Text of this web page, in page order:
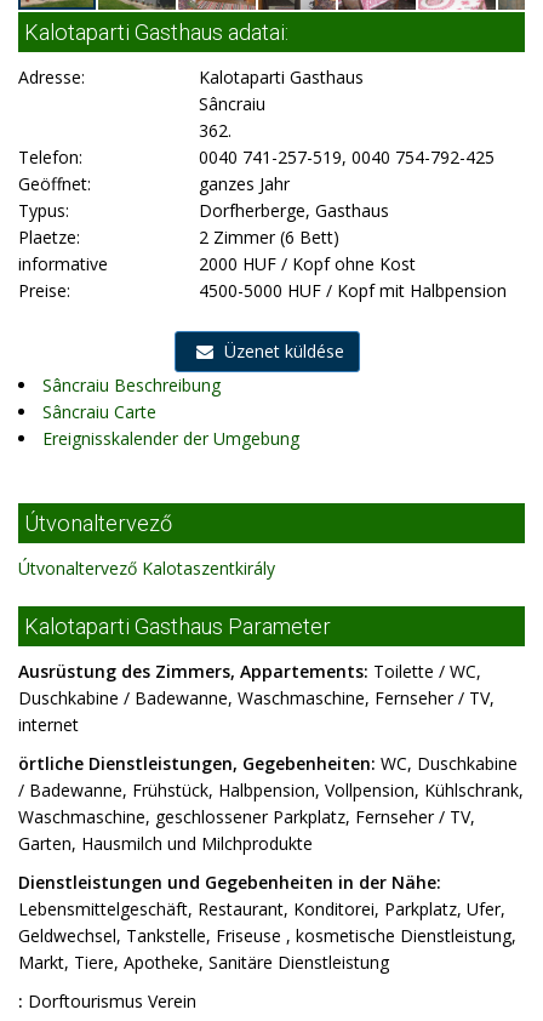
Kalotaparti Gasthaus adatai:
Adresse:
Kalotaparti Gasthaus
Sâncraiu
362.
Telefon:
0040 741-257-519, 0040 754-792-425
Geöffnet:
ganzes Jahr
Typus:
Dorfherberge, Gasthaus
Plaetze:
2 Zimmer (6 Bett)
informative
Preise:
2000 HUF / Kopf ohne Kost
4500-5000 HUF / Kopf mit Halbpension
Üzenet küldése
Sâncraiu Beschreibung
Sâncraiu Carte
Ereignisskalender der Umgebung
Útvonaltervező
Útvonaltervező Kalotaszentkirály
Kalotaparti Gasthaus Parameter
Ausrüstung des Zimmers, Appartements: Toilette / WC,
Duschkabine / Badewanne, Waschmaschine, Fernseher / TV,
internet
örtliche Dienstleistungen, Gegebenheiten: WC, Duschkabine
/ Badewanne, Frühstück, Halbpension, Vollpension, Kühlschrank,
Waschmaschine, geschlossener Parkplatz, Fernseher / TV,
Garten, Hausmilch und Milchprodukte
Dienstleistungen und Gegebenheiten in der Nähe:
Lebensmittelgeschäft, Restaurant, Konditorei, Parkplatz, Ufer,
Geldwechsel, Tankstelle, Friseuse , kosmetische Dienstleistung,
Markt, Tiere, Apotheke, Sanitäre Dienstleistung
: Dorftourismus Verein